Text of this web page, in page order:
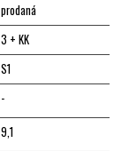
prodaná
3 + KK
S1
-
9,1